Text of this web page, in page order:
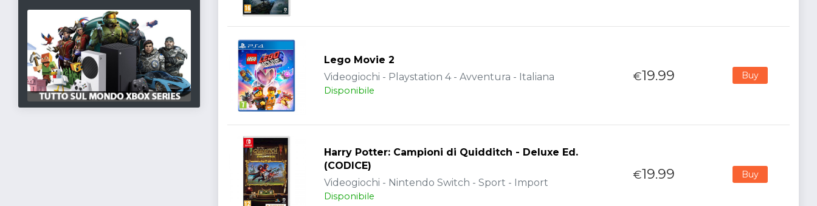
Lego Movie 2
Videogiochi - Playstation 4 - Avventura - Italiana
Disponibile
€19.99 Buy
Harry Potter: Campioni di Quidditch - Deluxe Ed.
(CODICE)
Videogiochi - Nintendo Switch - Sport - Import
Disponibile
€19.99 Buy